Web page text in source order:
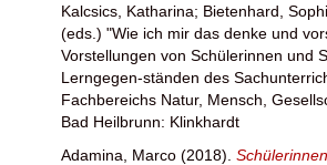
Kalcsics, Katharina; Bietenhard,
(eds.) "Wie ich mir das denke und
Vorstellungen von Schülerinnen und
Lerngegen-ständen des
Fachbereichs Natur, Mensch,
Bad Heilbrunn: Klinkhardt
Adamina, Marco (2018).